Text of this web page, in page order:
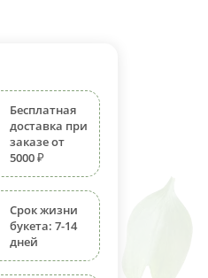
Бесплатная
доставка при
заказе от
5000 ₽
Срок жизни
букета: 7-14
дней